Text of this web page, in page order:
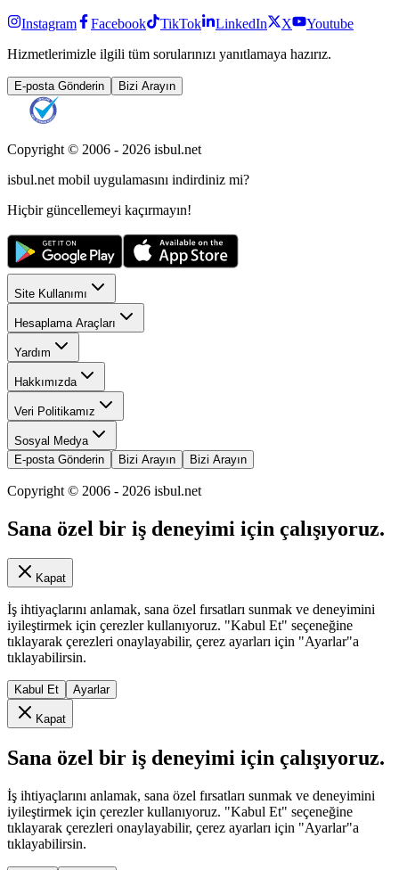
Instagram Facebook TikTok LinkedIn X
Youtube
Hizmetlerimizle ilgili tüm sorularınızı yanıtlamaya hazırız.
E-posta Gönderin Bizi Arayın
Copyright © 2006 - 2026 isbul.net
isbul.net mobil uygulamasını indirdiniz mi?
Hiçbir güncellemeyi kaçırmayın!
Site Kullanımı
Hesaplama Araçları
Yardım
Hakkımızda
Veri Politikamız
Sosyal Medya
E-posta Gönderin
Bizi Arayın Bizi Arayın
Copyright © 2006 - 2026 isbul.net
Sana özel bir iş deneyimi için çalışıyoruz.
Kapat
İş ihtiyaçlarını anlamak, sana özel fırsatları sunmak ve deneyimini
iyileştirmek için çerezler kullanıyoruz. "Kabul Et" seçeneğine
tıklayarak çerezleri onaylayabilir, çerez ayarları için "Ayarlar"a
tıklayabilirsin.
Kabul Et Ayarlar
Kapat
Sana özel bir iş deneyimi için çalışıyoruz.
İş ihtiyaçlarını anlamak, sana özel fırsatları sunmak ve deneyimini
iyileştirmek için çerezler kullanıyoruz. "Kabul Et" seçeneğine
tıklayarak çerezleri onaylayabilir, çerez ayarları için "Ayarlar"a
tıklayabilirsin.